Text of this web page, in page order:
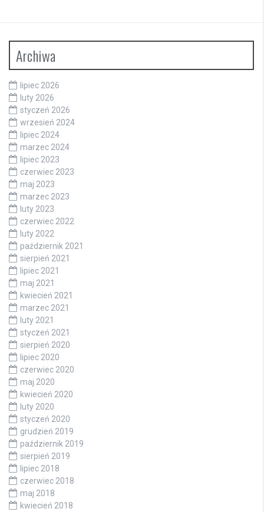
Archiwa
lipiec 2026
luty 2026
styczeń 2026
wrzesień 2024
lipiec 2024
marzec 2024
lipiec 2023
czerwiec 2023
maj 2023
marzec 2023
luty 2023
czerwiec 2022
luty 2022
październik 2021
sierpień 2021
lipiec 2021
maj 2021
kwiecień 2021
marzec 2021
luty 2021
styczeń 2021
sierpień 2020
lipiec 2020
czerwiec 2020
maj 2020
kwiecień 2020
luty 2020
styczeń 2020
grudzień 2019
październik 2019
sierpień 2019
lipiec 2018
czerwiec 2018
maj 2018
kwiecień 2018